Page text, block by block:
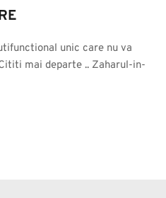
unic care nu va
mai departe .. Zaharul-in-